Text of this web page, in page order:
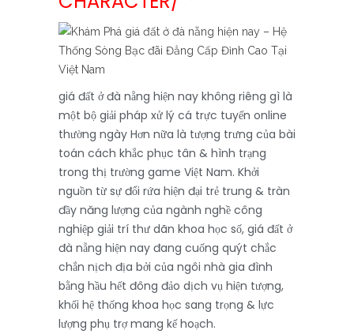
giá đất ở đà nẵng hiện nay không riêng gì là
một bộ giải pháp xử lý cá trực tuyến online
thường ngày Hơn nữa là tượng trưng của bài
toán cách khắc phục tân & hình trạng
trong thị trường game Việt Nam. Khởi
nguồn từ sự đổi rứa hiện đại trẻ trung & tràn
đầy năng lượng của ngành nghề công
nghiệp giải trí thư dãn khoa học số, giá đất ở
đà nẵng hiện nay đang cuống quýt chắc
chắn nịch địa bởi của ngôi nhà gia đình
bằng hầu hết đông đảo dịch vụ hiện tượng,
khối hệ thống khoa học sang trọng & lực
lượng phụ trợ mang kế hoạch.